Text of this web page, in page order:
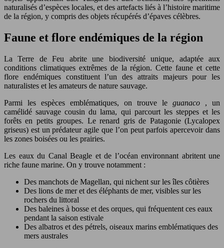
naturalisés d’espèces locales, et des artefacts liés à l’histoire maritime
de la région, y compris des objets récupérés d’épaves célèbres.
Faune et flore endémiques de la région
La Terre de Feu abrite une biodiversité unique, adaptée aux
conditions climatiques extrêmes de la région. Cette faune et cette
flore endémiques constituent l’un des attraits majeurs pour les
naturalistes et les amateurs de nature sauvage.
Parmi les espèces emblématiques, on trouve le guanaco , un
camélidé sauvage cousin du lama, qui parcourt les steppes et les
forêts en petits groupes. Le renard gris de Patagonie (Lycalopex
griseus) est un prédateur agile que l’on peut parfois apercevoir dans
les zones boisées ou les prairies.
Les eaux du Canal Beagle et de l’océan environnant abritent une
riche faune marine. On y trouve notamment :
Des manchots de Magellan, qui nichent sur les îles côtières
Des lions de mer et des éléphants de mer, visibles sur les
rochers du littoral
Des baleines à bosse et des orques, qui fréquentent ces eaux
pendant la saison estivale
Des albatros et des pétrels, oiseaux marins emblématiques des
mers australes